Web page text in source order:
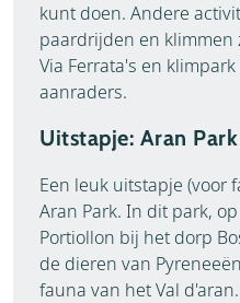
kunt doen. Andere
paardrijden en klimmen
Via Ferrata's en
aanraders.
Uitstapje: Aran Park
Een leuk uitstapje (voor
Aran Park. In dit park,
Portiollon bij het dorp
de dieren van
fauna van het Val